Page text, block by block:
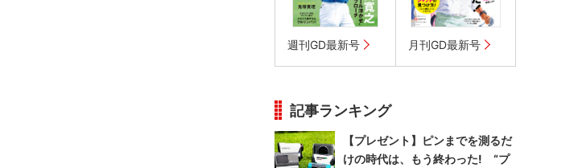
週刊GD最新号 月刊GD最新号
記事ランキング
【プレゼント】ピンまでを測るだ
けの時代は、もう終わった! “プ